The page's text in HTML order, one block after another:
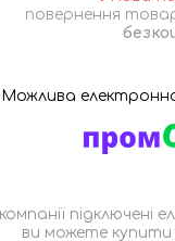
повернення
підключені
ви можете